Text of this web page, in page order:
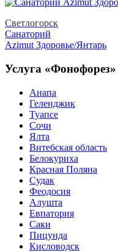
Светлогорск
Санаторий
Azimut Здоровье/Янтарь
Услуга «Фонофорез»
Анапа
Геленджик
Туапсе
Сочи
Ялта
Витебская область
Белокуриха
Красная Поляна
Судак
Феодосия
Алушта
Евпатория
Саки
Пицунда
Кисловодск